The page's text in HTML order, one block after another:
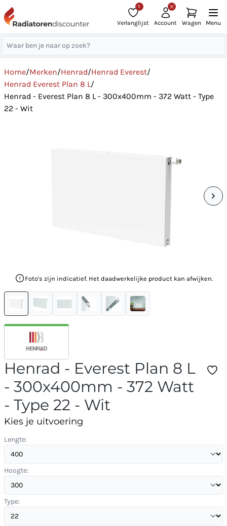
0
Verlanglijst Account Wagen Menu
Home/Merken/Henrad/Henrad Everest/
Henrad Everest Plan 8 L/
Henrad - Everest Plan 8 L - 300x400mm - 372 Watt - Type
22 - Wit
Foto's zijn indicatief. Het daadwerkelijke product kan afwijken.
Henrad - Everest Plan 8 L
- 300x400mm - 372 Watt
- Type 22 - Wit
Kies je uitvoering
Lengte:
Hoogte:
Type: